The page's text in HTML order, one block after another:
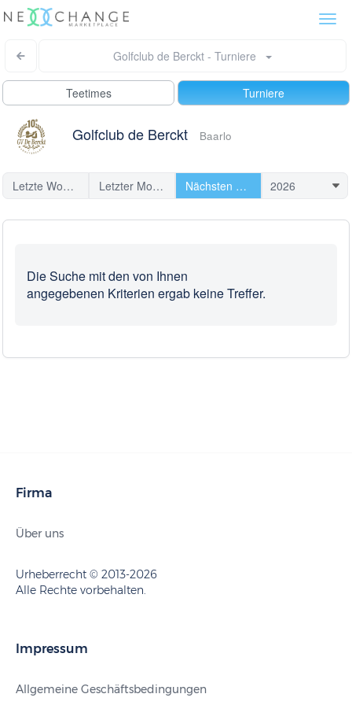
Golfclub de Berckt - Turniere
Teetimes Turniere
Golfclub de Berckt Baarlo
Letzte Woche Letzter Monat Nächsten Turniere
Die Suche mit den von Ihnen
angegebenen Kriterien ergab keine Treffer.
Firma
Über uns
Urheberrecht © 2013-2026
Alle Rechte vorbehalten.
Impressum
Allgemeine Geschäftsbedingungen